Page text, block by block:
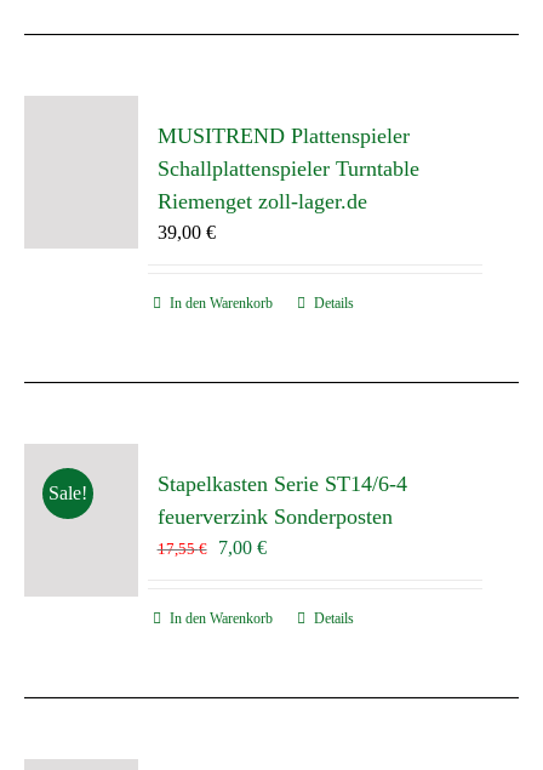
MUSITREND Plattenspieler
Schallplattenspieler Turntable
Riemenget zoll-lager.de
39,00 €
In den Warenkorb Details
Sale!
Stapelkasten Serie ST14/6-4
feuerverzink Sonderposten
17,55€
Ursprünglicher
7,00 €Aktueller
In den Warenkorb Details